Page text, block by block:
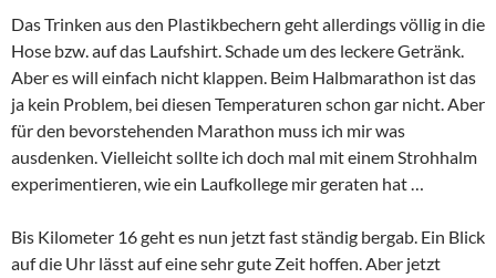
Das Trinken aus den Plastikbechern geht allerdings völlig in die
Hose bzw. auf das Laufshirt. Schade um des leckere Getränk.
Aber es will einfach nicht klappen. Beim Halbmarathon ist das
ja kein Problem, bei diesen Temperaturen schon gar nicht. Aber
für den bevorstehenden Marathon muss ich mir was
ausdenken. Vielleicht sollte ich doch mal mit einem Strohhalm
experimentieren, wie ein Laufkollege mir geraten hat …
Bis Kilometer 16 geht es nun jetzt fast ständig bergab. Ein Blick
auf die Uhr lässt auf eine sehr gute Zeit hoffen. Aber jetzt